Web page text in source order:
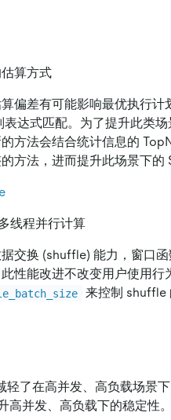
算方式
偏差有可能影响最优执行计
表达式匹配。为了提升此类
方法会结合统计信息的
方法，进而提升此场景下的
线程并行计算
交换 (shuffle) 能力，窗口
性能改进不改变用户使用行
来控制 shuffle
轻了在高并发、高负载场景
高并发、高负载下的稳定性